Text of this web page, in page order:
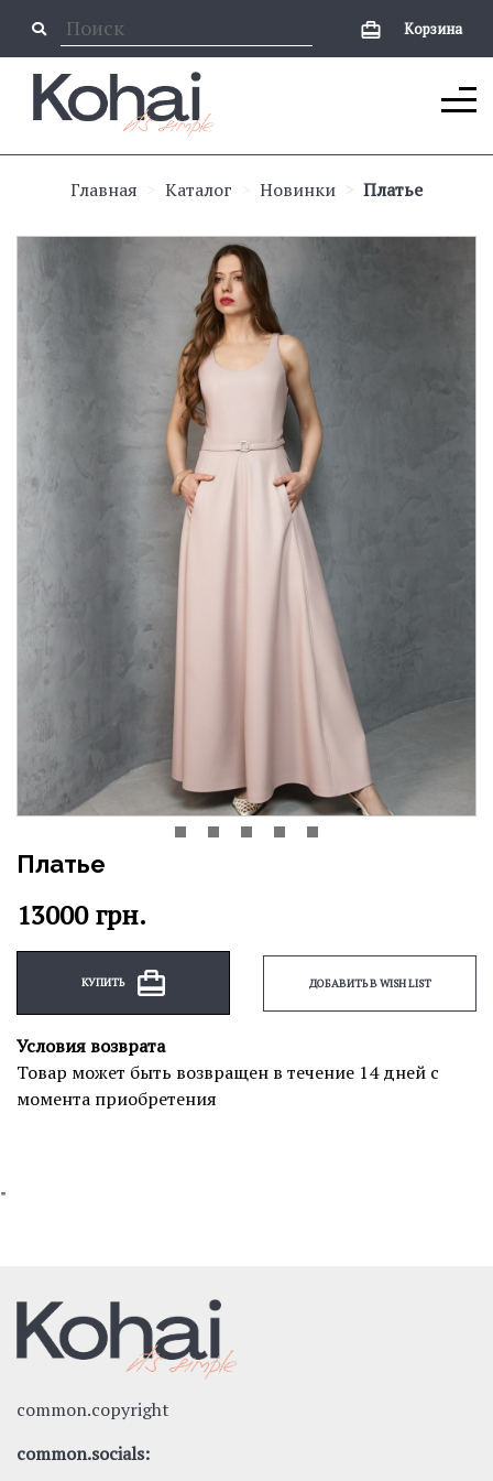
Корзина
Главная Каталог Новинки Платье
Платье
13000грн.
КУПИТЬ ДОБАВИТЬ В WISH LIST
Условия возврата
Товар может быть возвращен в течение 14 дней с
момента приобретения
"
common.copyright
common.socials: